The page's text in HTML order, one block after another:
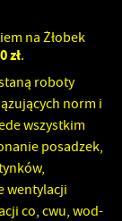
na Żłobek
zł.
roboty
norm i
wszystkim
posadzek,
wentylacji
co, cwu, wod-
nasze